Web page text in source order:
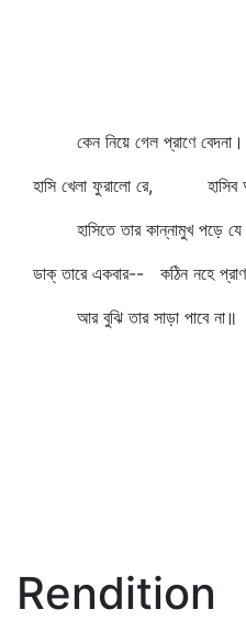
কেন নিয়ে গেল প্রাণে বেদনা।
হাসি খেলা ফুরালো রে, হাসিব
হাসিতে তার কান্নামুখ পড়ে যে
ডাক্‌ তারে একবার-- কঠিন নহে
আর বুঝি তার সাড়া পাবে না॥
Rendition